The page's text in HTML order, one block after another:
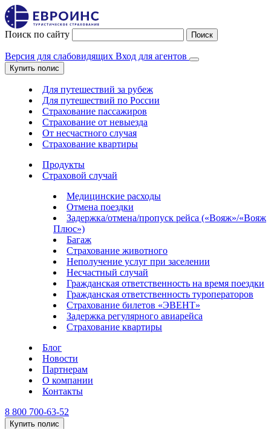
Поиск по сайту Поиск
Версия для слабовидящих Вход для агентов
Купить полис
Для путешествий за рубеж
Для путешествий по России
Страхование пассажиров
Страхование от невыезда
От несчастного случая
Страхование квартиры
Продукты
Страховой случай
Медицинские расходы
Отмена поездки
Задержка/отмена/пропуск рейса («Вояж»/«Вояж
Плюс»)
Багаж
Страхование животного
Неполучение услуг при заселении
Несчастный случай
Гражданская ответственность на время поездки
Гражданская ответственность туроператоров
Страхование билетов «ЭВЕНТ»
Задержка регулярного авиарейса
Страхование квартиры
Блог
Новости
Партнерам
О компании
Контакты
8 800 700-63-52
Купить полис